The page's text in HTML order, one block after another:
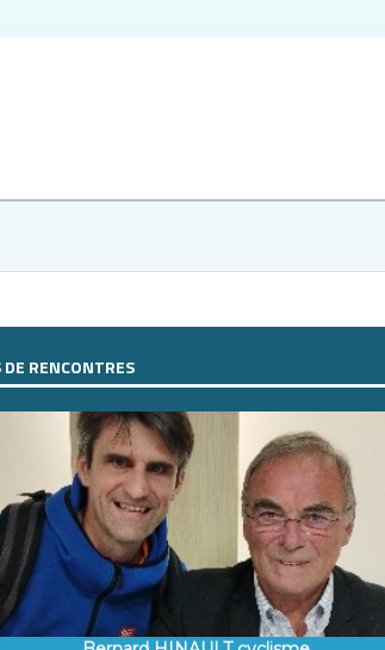
RENCONTRES